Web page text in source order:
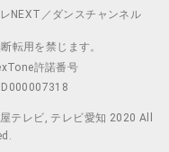
NEXT／ダンスチャンネル
転用を禁じます。
許諾番号
ID000007318
テレビ, テレビ愛知 2020 All